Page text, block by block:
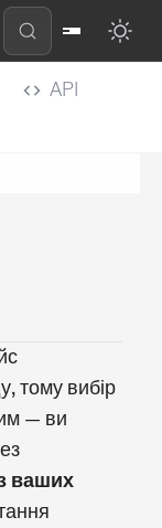
API
тому вибір
— ви
ваших